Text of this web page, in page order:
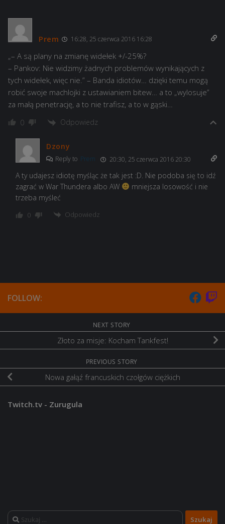
Prem 16:28, 25 czerwca 2016 16:28
„– A są plany na zmianę widełek +/-25%?
– Pankov: Nie widzimy żadnych problemów wynikających z
tych widełek, więc nie.” – Banda idiotów… dzięki temu mogą
robić swoje machlojki z ustawianiem bitew… a to „wylosuje”
za małą penetrację, a to nie trafisz, a to w gąski…
0 Odpowiedz
Dzony
Reply to Prem 20:30, 25 czerwca 2016 20:30
A ty udajesz idiotę myśląc że tak jest :D. Nie podoba się to idź
zagrać w War Thundera albo AW
mniejsza losowość i nie
trzeba myśleć
0 Odpowiedz
FOLLOW:
NEXT STORY
Złoto za misje: Kocham Tankfest!
PREVIOUS STORY
Nowa gałąź francuskich czołgów ciężkich
Twitch.tv - Zurugula
Szukaj: